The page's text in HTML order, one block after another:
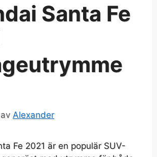
Santa Fe
av Alexander
Fe 2021 är en populär SUV-